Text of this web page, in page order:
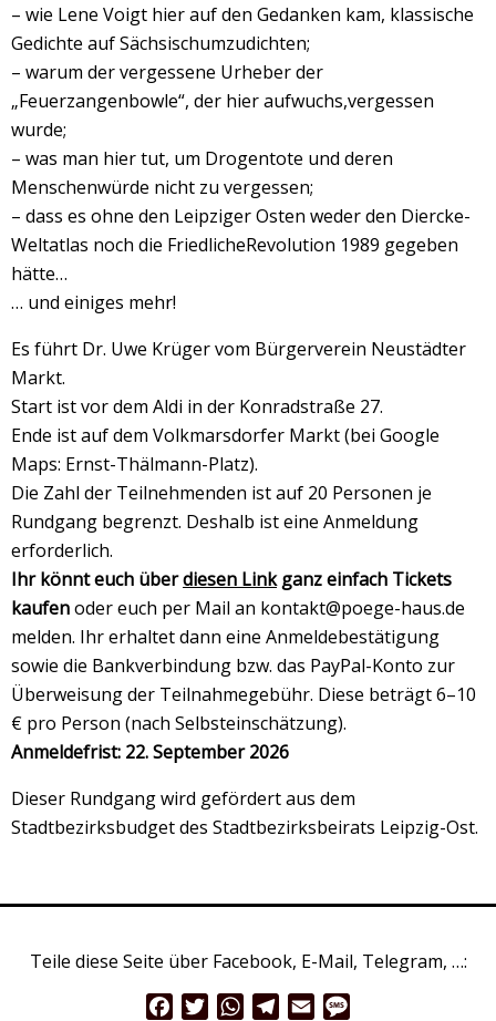
– wie Lene Voigt hier auf den Gedanken kam, klassische
Gedichte auf Sächsischumzudichten;
– warum der vergessene Urheber der
„Feuerzangenbowle“, der hier aufwuchs,vergessen
wurde;
– was man hier tut, um Drogentote und deren
Menschenwürde nicht zu vergessen;
– dass es ohne den Leipziger Osten weder den Diercke-
Weltatlas noch die FriedlicheRevolution 1989 gegeben
hätte…
… und einiges mehr!
Es führt Dr. Uwe Krüger vom Bürgerverein Neustädter
Markt.
Start ist vor dem Aldi in der Konradstraße 27.
Ende ist auf dem Volkmarsdorfer Markt (bei Google
Maps: Ernst-Thälmann-Platz).
Die Zahl der Teilnehmenden ist auf 20 Personen je
Rundgang begrenzt. Deshalb ist eine Anmeldung
erforderlich.
Ihr könnt euch überdiesen Linkganz einfach Tickets
kaufenoder euch per Mail an kontakt@poege-haus.de
melden. Ihr erhaltet dann eine Anmeldebestätigung
sowie die Bankverbindung bzw. das PayPal-Konto zur
Überweisung der Teilnahmegebühr. Diese beträgt 6–10
€ pro Person (nach Selbsteinschätzung).
Anmeldefrist: 22. September 2026
Dieser Rundgang wird gefördert aus dem
Stadtbezirksbudget des Stadtbezirksbeirats Leipzig-Ost.
Teile diese Seite über Facebook, E-Mail, Telegram, …:
FacebookTwitterWhatsApp
Telegram
Email